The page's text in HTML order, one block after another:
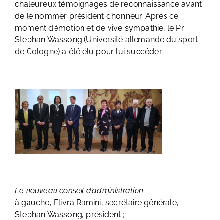
chaleureux témoignages de reconnaissance avant
de le nommer président d’honneur. Après ce
moment d’émotion et de vive sympathie, le Pr
Stephan Wassong (Université allemande du sport
de Cologne) a été élu pour lui succéder.
Le nouveau conseil d’administration :
à gauche, Elivra Ramini, secrétaire générale,
Stephan Wassong, président ;